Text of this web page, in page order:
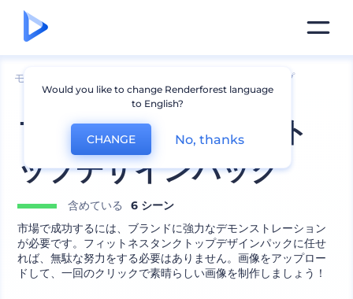
モックアップ タンクトップのモックアップ
フィットネスタンクト
ップデザインパック
含めている
6 シーン
市場で成功するには、ブランドに強力なデモンストレーション
が必要です。フィットネスタンクトップデザインパックに任せ
れば、無駄な努力をする必要はありません。画像をアップロー
ドして、一回のクリックで素晴らしい画像を制作しましょう！
Would you like to change Renderforest language
to English?
CHANGE No, thanks